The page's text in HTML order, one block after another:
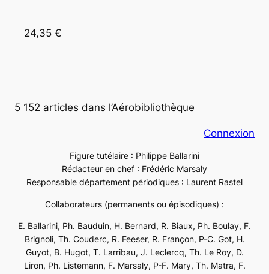
24,35 €
5 152 articles dans l’Aérobibliothèque
Connexion
Figure tutélaire : Philippe Ballarini
Rédacteur en chef : Frédéric Marsaly
Responsable département périodiques : Laurent Rastel
Collaborateurs (permanents ou épisodiques) :
E. Ballarini, Ph. Bauduin, H. Bernard, R. Biaux, Ph. Boulay, F.
Brignoli, Th. Couderc, R. Feeser, R. Françon, P-C. Got, H.
Guyot, B. Hugot, T. Larribau, J. Leclercq, Th. Le Roy, D.
Liron, Ph. Listemann, F. Marsaly, P-F. Mary, Th. Matra, F.